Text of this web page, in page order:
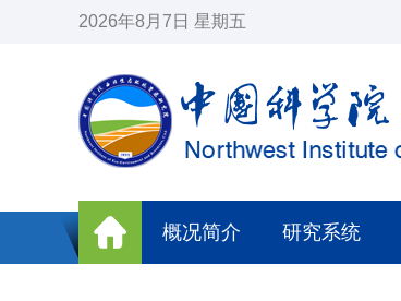
2026年8月7日 星期五
概况简介 研究系统